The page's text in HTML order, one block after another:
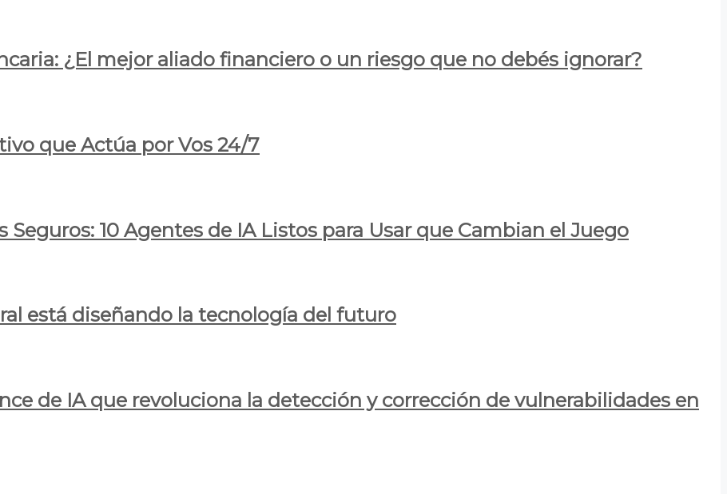
¿El mejor aliado financiero o un riesgo que no debés ignorar?
que Actúa por Vos 24/7
10 Agentes de IA Listos para Usar que Cambian el Juego
está diseñando la tecnología del futuro
de IA que revoluciona la detección y corrección de vulnerabilidades en